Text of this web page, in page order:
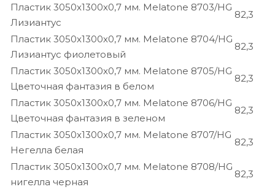
Пластик 3050х1300х0,7 мм. Melatone 8703/HG
Лизиантус
82,3
Пластик 3050х1300х0,7 мм. Melatone 8704/HG
Лизиантус фиолетовый
82,3
Пластик 3050х1300х0,7 мм. Melatone 8705/HG
Цветочная фантазия в белом
82,3
Пластик 3050х1300х0,7 мм. Melatone 8706/HG
Цветочная фантазия в зеленом
82,3
Пластик 3050х1300х0,7 мм. Melatone 8707/HG
Негелла белая
82,3
Пластик 3050х1300х0,7 мм. Melatone 8708/HG
нигелла черная
82,3